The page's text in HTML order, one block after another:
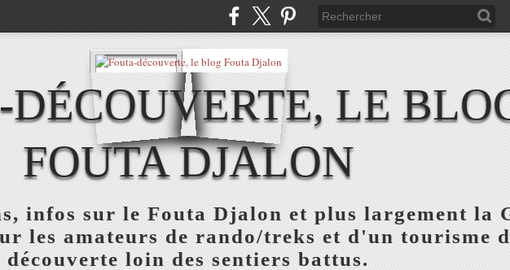
DÉCOUVERTE, LE
FOUTA DJALON
infos sur le Fouta Djalon et plus largement la
les amateurs de rando/treks et d'un tourisme
découverte loin des sentiers battus.